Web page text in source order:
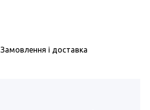
Замовлення і доставка